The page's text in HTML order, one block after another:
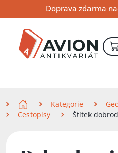
na
obsah
na
navigaci
na
vyhledávání
Doprava zdarma
Kategorie
Cestopisy
Štítek